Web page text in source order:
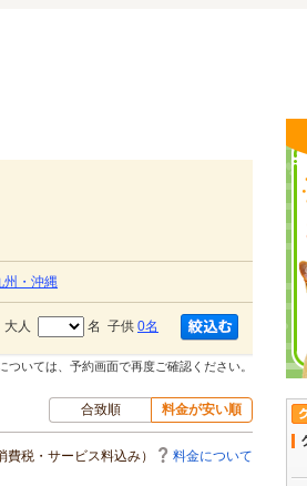
州・沖縄
大人 名 子供 0名
いては、予約画面で再度ご確認ください。
合致順 料金が安い順
税・サービス料込み） 料金について